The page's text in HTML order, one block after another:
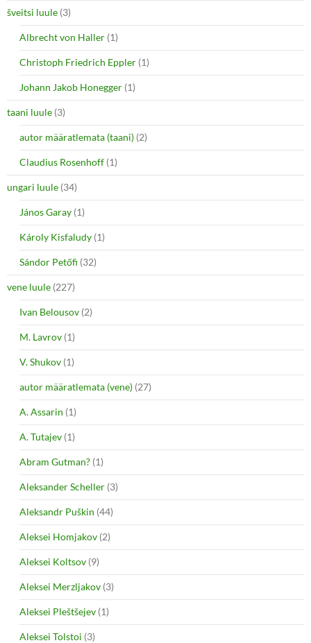
šveitsi luule (3)
Albrecht von Haller (1)
Christoph Friedrich Eppler (1)
Johann Jakob Honegger (1)
taani luule (3)
autor määratlemata (taani) (2)
Claudius Rosenhoff (1)
ungari luule (34)
János Garay (1)
Károly Kisfaludy (1)
Sándor Petőfi (32)
vene luule (227)
Ivan Belousov (2)
M. Lavrov (1)
V. Shukov (1)
autor määratlemata (vene) (27)
A. Assarin (1)
A. Tutajev (1)
Abram Gutman? (1)
Aleksander Scheller (3)
Aleksandr Puškin (44)
Aleksei Homjakov (2)
Aleksei Koltsov (9)
Aleksei Merzljakov (3)
Aleksei Pleštšejev (1)
Aleksei Tolstoi (3)